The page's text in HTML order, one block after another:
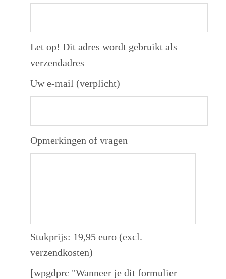
Let op! Dit adres wordt gebruikt als
verzendadres
Uw e-mail (verplicht)
Opmerkingen of vragen
Stukprijs: 19,95 euro (excl.
verzendkosten)
[wpgdprc "Wanneer je dit formulier